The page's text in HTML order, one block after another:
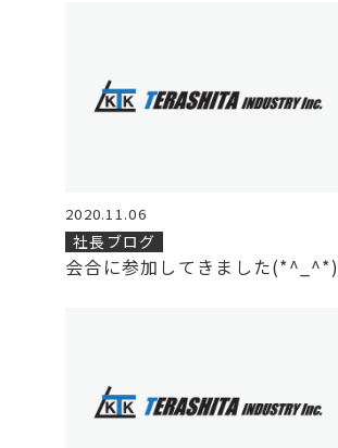
2020.11.06
社長ブログ
会合に参加してきました(*^_^*)